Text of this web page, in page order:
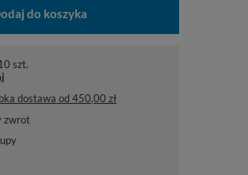
do koszyka
szt.
dostawa od450,00 zł
zwrot